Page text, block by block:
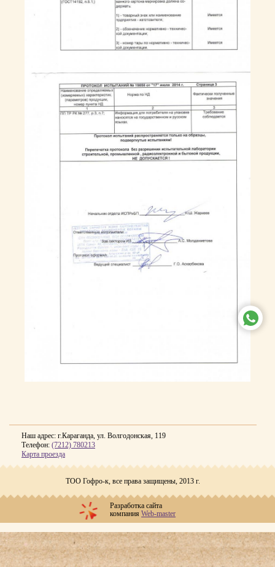
www
Наш адрес: г.Караганда, ул. Волгодонская, 119
Телефон: (7212) 780213
Карта проезда
ТОО Гофро-к, все права защищены, 2013 г.
Разработка сайта
компанияWeb-master